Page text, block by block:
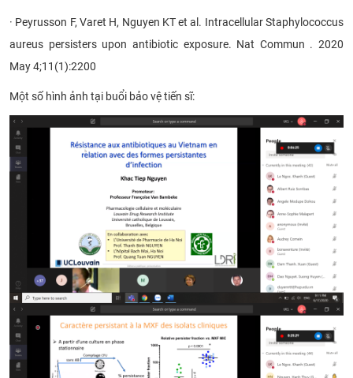
· Peyrusson F, Varet H, Nguyen KT et al. Intracellular Staphylococcus
aureus persisters upon antibiotic exposure. Nat Commun . 2020
May 4;11(1):2200
Một số hình ảnh tại buổi bảo vệ tiến sĩ: